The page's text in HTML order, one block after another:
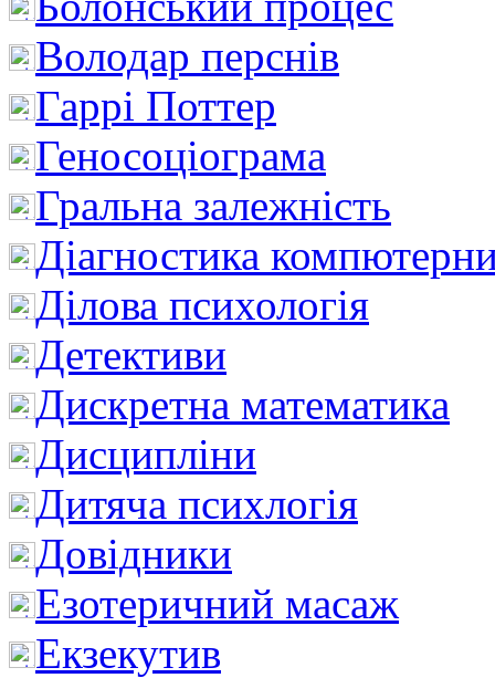
Володар перснів
Гаррі Поттер
Геносоціограма
Гральна залежність
Діагностика
Ділова психологія
Детективи
Дискретна математика
Дисципліни
Дитяча психлогія
Довідники
Езотеричний масаж
Екзекутив